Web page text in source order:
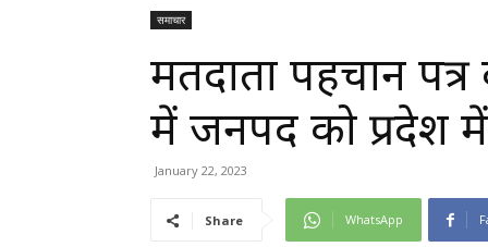
समाचार
मतदाता पहचान
में जनपद को प्रदेश में
January 22, 2023
Share WhatsApp